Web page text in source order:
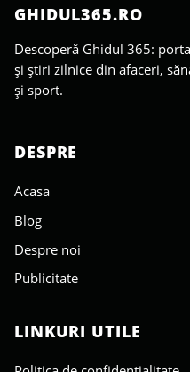
GHIDUL365.RO
Descoperă Ghidul 365:
și știri zilnice din afaceri,
și sport.
DESPRE
Acasa
Blog
Despre noi
Publicitate
LINKURI UTILE